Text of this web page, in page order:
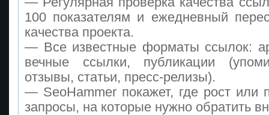
100 показателям и ежедневный
качества проекта.
— Все известные форматы ссылок:
вечные ссылки, публикации
отзывы, статьи, пресс-релизы).
— SeoHammer покажет, где рост или
запросы, на которые нужно обратить